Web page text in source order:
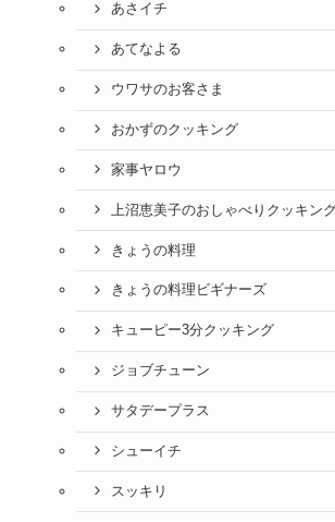
あさイチ
あてなよる
ウワサのお客さま
おかずのクッキング
家事ヤロウ
上沼恵美子のおしゃべりクッキン
きょうの料理
きょうの料理ビギナーズ
キューピー3分クッキング
ジョブチューン
サタデープラス
シューイチ
スッキリ